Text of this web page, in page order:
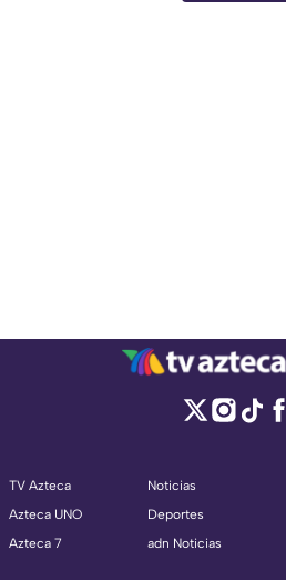
TV Azteca
Azteca UNO
Azteca 7
Noticias
Deportes
adn Noticias